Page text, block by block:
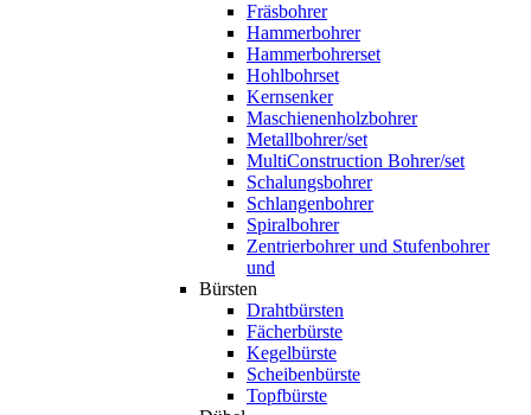
Fräsbohrer
Hammerbohrer
Hammerbohrerset
Hohlbohrset
Kernsenker
Maschienenholzbohrer
Metallbohrer/set
MultiConstruction Bohrer/set
Schalungsbohrer
Schlangenbohrer
Spiralbohrer
Zentrierbohrer und Stufenbohrer
und
Bürsten
Drahtbürsten
Fächerbürste
Kegelbürste
Scheibenbürste
Topfbürste